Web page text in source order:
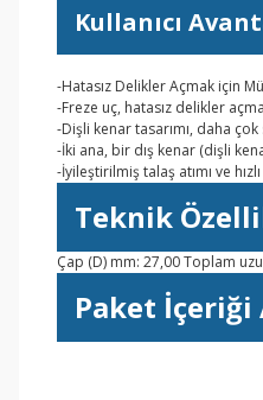
Kullanıcı
-Hatasız Delikler Açmak için
-Freze uç, hatasız delikler
-Dişli kenar tasarımı, daha
-İki ana, bir dış kenar (dişli
-İyileştirilmiş talaş atımı ve
Teknik
Çap (D) mm: 27,00 Toplam
Paket İçeriği